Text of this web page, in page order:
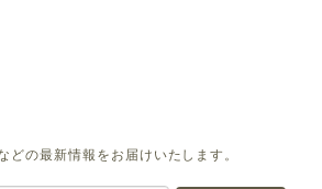
どの最新情報をお届けいたします。